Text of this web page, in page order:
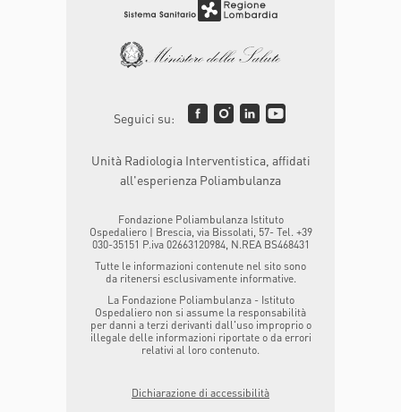
Seguici su:
Unità Radiologia Interventistica, affidati
all'esperienza Poliambulanza
Fondazione Poliambulanza Istituto
Ospedaliero | Brescia, via Bissolati, 57- Tel. +39
030-35151 P.iva 02663120984, N.REA BS468431
Tutte le informazioni contenute nel sito sono
da ritenersi esclusivamente informative.
La Fondazione Poliambulanza - Istituto
Ospedaliero non si assume la responsabilità
per danni a terzi derivanti dall'uso improprio o
illegale delle informazioni riportate o da errori
relativi al loro contenuto.
Dichiarazione di accessibilità